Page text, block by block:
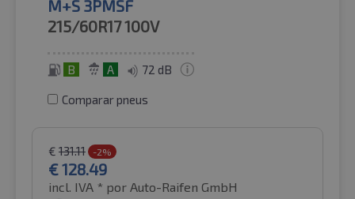
M+S 3PMSF
215/60R17100V
B A 72 dB
Comparar pneus
€ 131.11 -2%
€128.49
incl. IVA * por Auto-Raifen GmbH